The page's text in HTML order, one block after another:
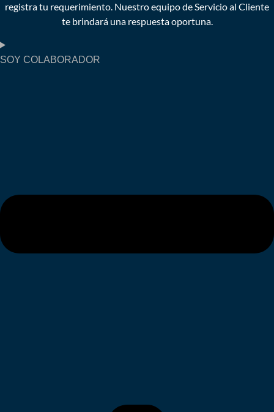
registra tu requerimiento. Nuestro equipo de Servicio al Cliente
te brindará una respuesta oportuna.
SOY COLABORADOR